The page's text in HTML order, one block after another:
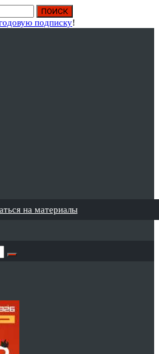
подписку!
на материалы